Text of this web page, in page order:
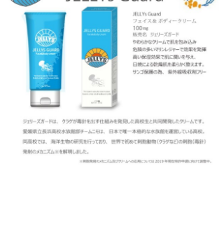
ライター/寄稿メディア
Core Surf Japan
Naoya Kimoto
mitsuteru Kamio
Yasunari Inoue
メディア
SURFMEDIA
Colors MAGAZINE
波伝説アンバサダー/プロライダー
福島寿実子
波伝説スタッフ